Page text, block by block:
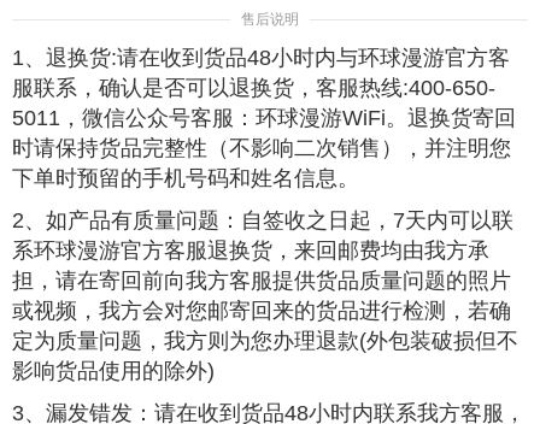
售后说明
1、退换货:请在收到货品48小时内与环球漫游官方客
服联系，确认是否可以退换货，客服热线:400-650-
5011，微信公众号客服：环球漫游WiFi。退换货寄回
时请保持货品完整性（不影响二次销售），并注明您
下单时预留的手机号码和姓名信息。
2、如产品有质量问题：自签收之日起，7天内可以联
系环球漫游官方客服退换货，来回邮费均由我方承
担，请在寄回前向我方客服提供货品质量问题的照片
或视频，我方会对您邮寄回来的货品进行检测，若确
定为质量问题，我方则为您办理退款(外包装破损但不
影响货品使用的除外)
3、漏发错发：请在收到货品48小时内联系我方客服，